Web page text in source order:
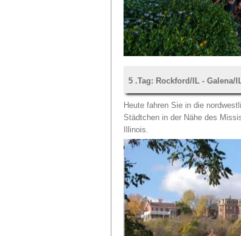
5 .Tag: Rockford/IL - Galena/
Heute fahren Sie in die
Städtchen in der Nähe des
Illinois.